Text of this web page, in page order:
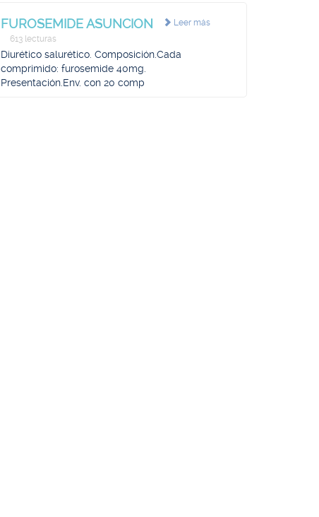
Leer más
FUROSEMIDE ASUNCION
613 lecturas
Diurético salurético. Composición.Cada
comprimido: furosemide 40mg.
Presentación.Env. con 20 comp